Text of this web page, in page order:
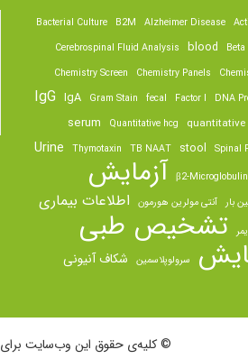
Alzheimer Disease
B2M
Bacterial Culture
blood
Cerebrospinal Fluid Analysis
Chemistry Panels
Chemistry Screen
DNA
Factor I
fecal
Gram Stain
IgA
IgG
quantitative
Quantitative hcg
serum
Spinal
stool
TB NAAT
Thymotaxin
Urine
β2-Microglobulin آزمایش
بار آنتی مولرین هورمون اطلاعات بیماری
تشخیص طبی
سرولوپلاسمین شکاف آنیونی
© کلیه‌ی حقوق این وب‌سایت برای LabTests.ir محفوظ است.